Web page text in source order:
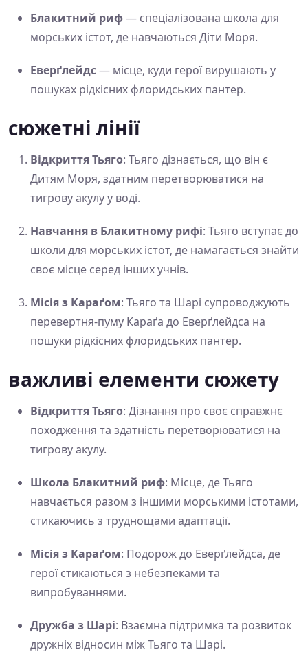
Блакитний риф— спеціалізована школа для
морських істот, де навчаються Діти Моря.
Еверґлейдс— місце, куди герої вирушають у
пошуках рідкісних флоридських пантер.
сюжетні лінії
Відкриття Тьяго: Тьяго дізнається, що він є
Дитям Моря, здатним перетворюватися на
тигрову акулу у воді.
Навчання в Блакитному рифі: Тьяго вступає до
школи для морських істот, де намагається знайти
своє місце серед інших учнів.
Місія з Караґом: Тьяго та Шарі супроводжують
перевертня-пуму Караґа до Еверґлейдса на
пошуки рідкісних флоридських пантер.
важливі елементи сюжету
Відкриття Тьяго: Дізнання про своє справжнє
походження та здатність перетворюватися на
тигрову акулу.
Школа Блакитний риф: Місце, де Тьяго
навчається разом з іншими морськими істотами,
стикаючись з труднощами адаптації.
Місія з Караґом: Подорож до Еверґлейдса, де
герої стикаються з небезпеками та
випробуваннями.
Дружба з Шарі: Взаємна підтримка та розвиток
дружніх відносин між Тьяго та Шарі.